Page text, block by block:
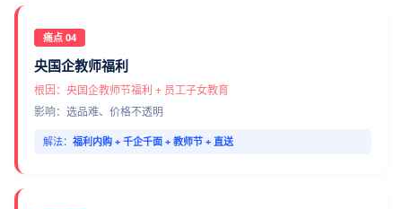
痛点 04
央国企教师福利
根因：央国企教师节福利 + 员工子女教育
影响：选品难、价格不透明
解法： 福利内购 + 千企千面 + 教师节 + 直送